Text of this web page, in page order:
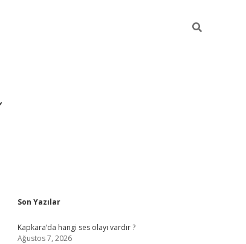
Sidebar
Son Yazılar
Kapkara’da hangi ses olayı vardır ?
Ağustos 7, 2026